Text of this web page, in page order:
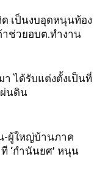
เป็นงบอุดหนุนท้อง
ช่วยอบต.ทำงาน
ได้รับแต่งตั้งเป็นที่
นดิน
-ผู้ใหญ่บ้านภาค
‘กำนันยศ’ หนุน